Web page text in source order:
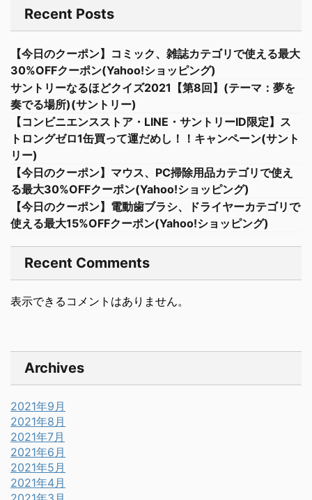
Recent Posts
【今日のクーポン】コミック、雑誌カテゴリで使える最大
30%OFFクーポン(Yahoo!ショッピング)
サントリーなるほどクイズ2021【第8回】(テーマ：夢を
奏でる場所)(サントリー)
【コンビニエンスストア・LINE・サントリーID限定】ス
トロングゼロ1缶買って運だめし！！キャンペーン(サント
リー)
【今日のクーポン】マウス、PC掃除用品カテゴリで使え
る最大30%OFFクーポン(Yahoo!ショッピング)
【今日のクーポン】電動歯ブラシ、ドライヤーカテゴリで
使える最大15%OFFクーポン(Yahoo!ショッピング)
Recent Comments
表示できるコメントはありません。
Archives
2021年9月
2021年8月
2021年7月
2021年6月
2021年5月
2021年4月